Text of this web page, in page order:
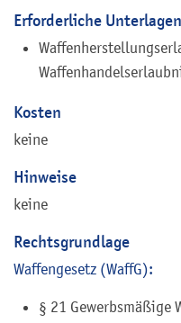
Erforderliche Unterlagen
Kosten
keine
Hinweise
keine
Rechtsgrundlage
Waffengesetz (WaffG):
§ 21 Gewerbsmäßige